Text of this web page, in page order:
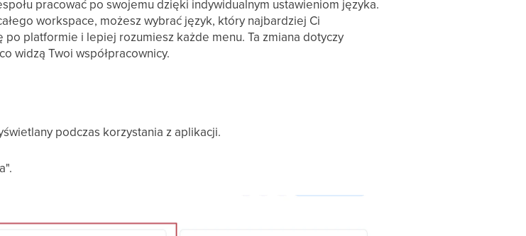
pracować po swojemu dzięki indywidualnym ustawieniom języka.
workspace, możesz wybrać język, który najbardziej Ci
platformie i lepiej rozumiesz każde menu. Ta zmiana dotyczy
widzą Twoi współpracownicy.
podczas korzystania z aplikacji.